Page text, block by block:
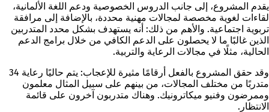
يقدم المشروع، إلى جانب الدروس الخصوصية ودعم اللغة الألمانية،
لقاءات لغوية مخصصة لمجالات مهنية محددة، بالإضافة إلى مرافقة
تربوية اجتماعية. والأهم من ذلك: أنه يستهدف بشكل محدد المتدربين
الذين غالبًا ما لا يحصلون على الدعم الكافي من خلال برامج الدعم
الحالية، مثلًا في مجالات الرعاية والتربية.
وقد حقق المشروع بالفعل أرقامًا مثيرة للإعجاب: يتم حاليًا رعاية 34
متدربًا من مختلف المجالات، من بينهم على سبيل المثال معلمون
وممرضون وفنيو ميكاترونيك. وهناك متدربون آخرون على قائمة
الانتظار.